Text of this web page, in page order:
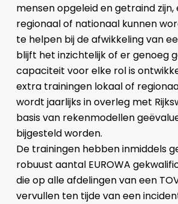
mensen opgeleid en getraind zijn,
regionaal of nationaal kunnen
te helpen bij de afwikkeling van
blijft het inzichtelijk of er genoeg
capaciteit voor elke rol is
extra trainingen lokaal of
wordt jaarlijks in overleg met
basis van rekenmodellen
bijgesteld worden.
De trainingen hebben inmiddels
robuust aantal EUROWA
die op alle afdelingen van een
vervullen ten tijde van een